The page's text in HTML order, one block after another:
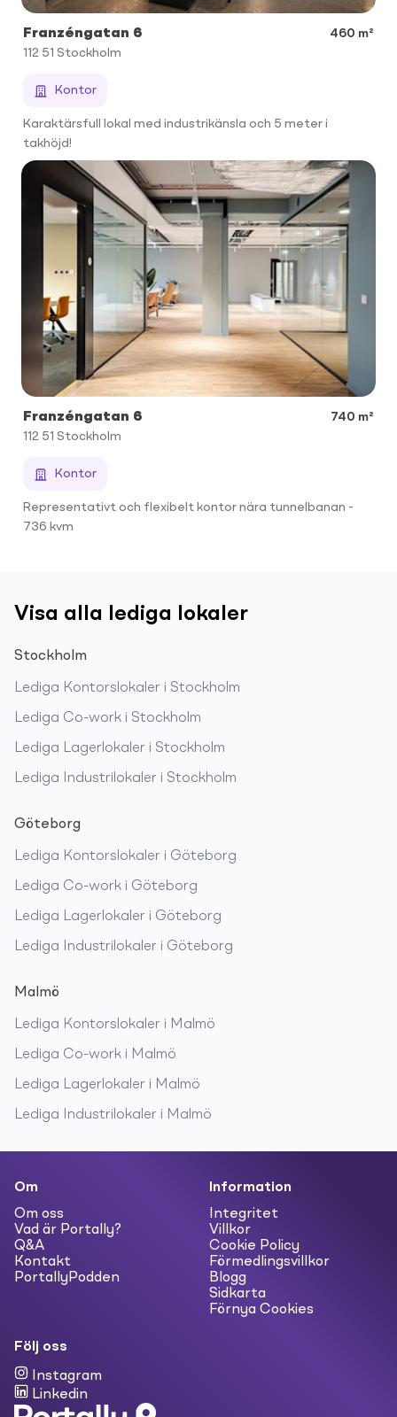
Franzéngatan 6
460 m²
112 51 Stockholm
Kontor
Karaktärsfull lokal med industrikänsla och 5 meter i
takhöjd!
Franzéngatan 6
740 m²
112 51 Stockholm
Kontor
Representativt och flexibelt kontor nära tunnelbanan -
736 kvm
Visa alla lediga lokaler
Stockholm
Lediga Kontorslokaler i Stockholm
Lediga Co-work i Stockholm
Lediga Lagerlokaler i Stockholm
Lediga Industrilokaler i Stockholm
Göteborg
Lediga Kontorslokaler i Göteborg
Lediga Co-work i Göteborg
Lediga Lagerlokaler i Göteborg
Lediga Industrilokaler i Göteborg
Malmö
Lediga Kontorslokaler i Malmö
Lediga Co-work i Malmö
Lediga Lagerlokaler i Malmö
Lediga Industrilokaler i Malmö
Om
Om oss
Vad är Portally?
Q&A
Kontakt
PortallyPodden
Information
Integritet
Villkor
Cookie Policy
Förmedlingsvillkor
Blogg
Sidkarta
Förnya Cookies
Följ oss
Instagram
Linkedin